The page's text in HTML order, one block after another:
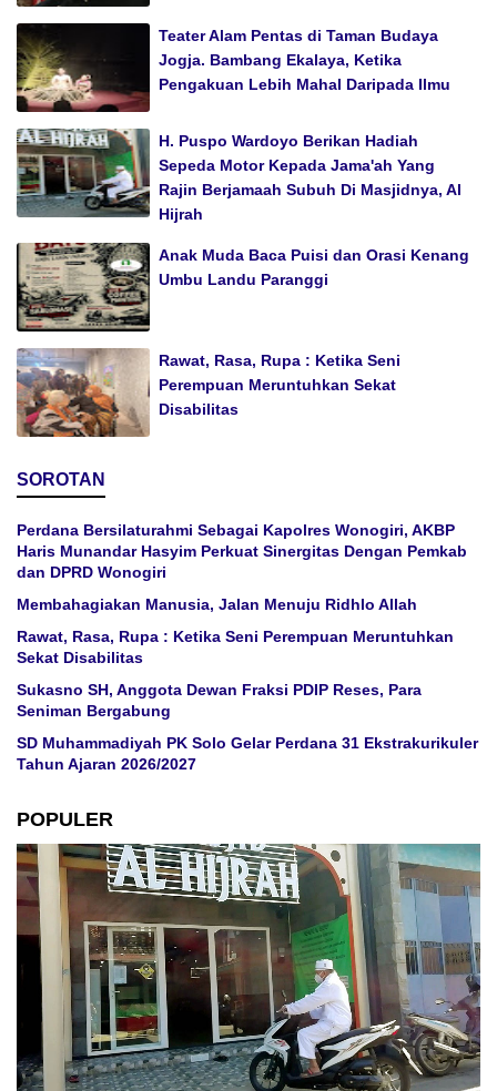
Teater Alam Pentas di Taman Budaya
Jogja. Bambang Ekalaya, Ketika
Pengakuan Lebih Mahal Daripada Ilmu
H. Puspo Wardoyo Berikan Hadiah
Sepeda Motor Kepada Jama'ah Yang
Rajin Berjamaah Subuh Di Masjidnya, Al
Hijrah
Anak Muda Baca Puisi dan Orasi Kenang
Umbu Landu Paranggi
Rawat, Rasa, Rupa : Ketika Seni
Perempuan Meruntuhkan Sekat
Disabilitas
SOROTAN
Perdana Bersilaturahmi Sebagai Kapolres Wonogiri, AKBP
Haris Munandar Hasyim Perkuat Sinergitas Dengan Pemkab
dan DPRD Wonogiri
Membahagiakan Manusia, Jalan Menuju Ridhlo Allah
Rawat, Rasa, Rupa : Ketika Seni Perempuan Meruntuhkan
Sekat Disabilitas
Sukasno SH, Anggota Dewan Fraksi PDIP Reses, Para
Seniman Bergabung
SD Muhammadiyah PK Solo Gelar Perdana 31 Ekstrakurikuler
Tahun Ajaran 2026/2027
POPULER